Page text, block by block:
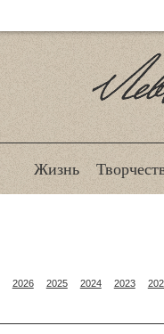
Жизнь
2026 2025 2024 2023